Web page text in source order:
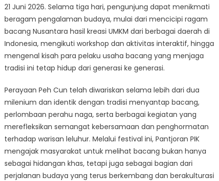
Perpaduan
Tradisi,
Kuliner,
dan
Semangat
UMKM
21 Juni 2026. Selama tiga hari, pengunjung dapat menikmati
beragam pengalaman budaya, mulai dari mencicipi ragam
bacang Nusantara hasil kreasi UMKM dari berbagai daerah di
Indonesia, mengikuti workshop dan aktivitas interaktif, hingga
mengenal kisah para pelaku usaha bacang yang menjaga
tradisi ini tetap hidup dari generasi ke generasi.
Perayaan Peh Cun telah diwariskan selama lebih dari dua
milenium dan identik dengan tradisi menyantap bacang,
perlombaan perahu naga, serta berbagai kegiatan yang
merefleksikan semangat kebersamaan dan penghormatan
terhadap warisan leluhur. Melalui festival ini, Pantjoran PIK
mengajak masyarakat untuk melihat bacang bukan hanya
sebagai hidangan khas, tetapi juga sebagai bagian dari
perjalanan budaya yang terus berkembang dan berakulturasi